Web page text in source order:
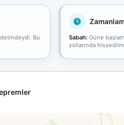
Bu
Sabah:Güne
yollarında